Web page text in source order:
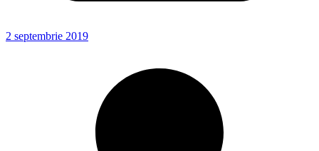
2 septembrie 2019